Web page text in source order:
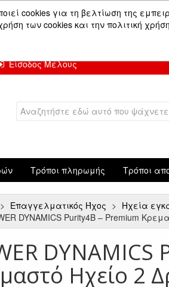
cookies για τη βελτίωση της
των cookies και την πολιτική
Είσοδος Μέλους
Τρόποι πληρωμής Τρόποι
Επαγγελματικός Ήχος Ηχεία
DYNAMICS Purity4B – Premium
Ηχείο 2